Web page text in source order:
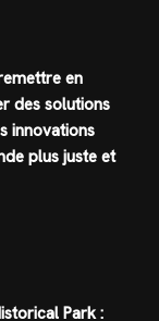
en
des solutions
innovations
plus juste et
Park :